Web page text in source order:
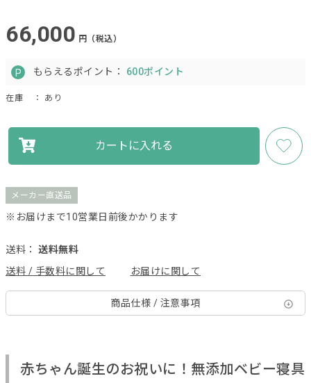
66,000 円（税込）
もらえるポイント： 600ポイント
在庫 ： あり
カートに入れる
メーカー直送品
※お届けまで10営業日前後かかります
送料： 送料無料
送料 / 手数料に関して
お届けに関して
商品仕様 / 注意事項
赤ちゃん誕生のお祝いに！無添加ベビー寝具